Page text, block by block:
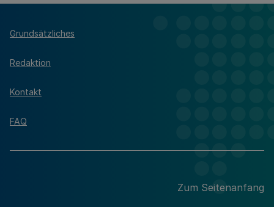
Grundsätzliches
Redaktion
Kontakt
FAQ
Zum Seitenanfang